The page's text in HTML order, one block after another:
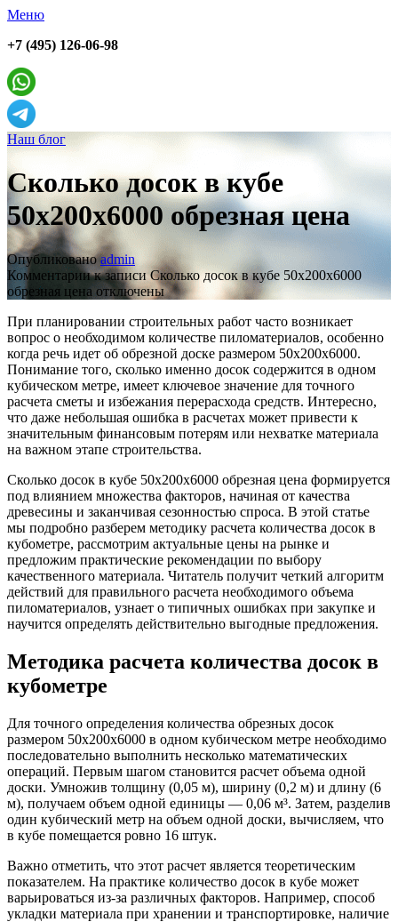
Меню
+7 (495) 126-06-98
Наш блог
Сколько досок в кубе
50х200х6000 обрезная цена
Опубликовано admin
Комментариик записи Сколько досок в кубе 50х200х6000
обрезная цена отключены
При планировании строительных работ часто возникает
вопрос о необходимом количестве пиломатериалов, особенно
когда речь идет об обрезной доске размером 50х200х6000.
Понимание того, сколько именно досок содержится в одном
кубическом метре, имеет ключевое значение для точного
расчета сметы и избежания перерасхода средств. Интересно,
что даже небольшая ошибка в расчетах может привести к
значительным финансовым потерям или нехватке материала
на важном этапе строительства.
Сколько досок в кубе 50х200х6000 обрезная цена формируется
под влиянием множества факторов, начиная от качества
древесины и заканчивая сезонностью спроса. В этой статье
мы подробно разберем методику расчета количества досок в
кубометре, рассмотрим актуальные цены на рынке и
предложим практические рекомендации по выбору
качественного материала. Читатель получит четкий алгоритм
действий для правильного расчета необходимого объема
пиломатериалов, узнает о типичных ошибках при закупке и
научится определять действительно выгодные предложения.
Методика расчета количества досок в
кубометре
Для точного определения количества обрезных досок
размером 50х200х6000 в одном кубическом метре необходимо
последовательно выполнить несколько математических
операций. Первым шагом становится расчет объема одной
доски. Умножив толщину (0,05 м), ширину (0,2 м) и длину (6
м), получаем объем одной единицы — 0,06 м³. Затем, разделив
один кубический метр на объем одной доски, вычисляем, что
в кубе помещается ровно 16 штук.
Важно отметить, что этот расчет является теоретическим
показателем. На практике количество досок в кубе может
варьироваться из-за различных факторов. Например, способ
укладки материала при хранении и транспортировке, наличие